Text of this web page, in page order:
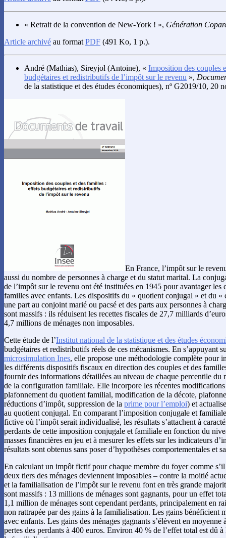
« Retrait de la convention de New-York ! », Génération
Article archivé au format PDF (491 Ko, 1 p.).
André (Mathias), Sireyjol (Antoine), « Imposition des couples
budgétaires et redistributifs de l’impôt sur le revenu »,
de la statistique et des études économiques), nº G2019/10, 20
En France, l’impôt sur le
aussi du nombre de personnes à charge et du statut marital. La
de l’impôt sur le revenu ont été instituées en 1945 pour avantager les
familles avec enfants. Les dispositifs du « quotient conjugal » et du
une part au conjoint marié ou pacsé et des parts aux personnes à
sont massifs : ils réduisent les recettes fiscales de 27,7 milliards
4,7 millions de ménages non imposables.
Cette étude de l’Institut national de la statistique et des études
budgétaires et redistributifs réels de ces mécanismes. En s’appuyant
microsimulation Ines, elle propose une méthodologie complète pour
les différents dispositifs fiscaux en direction des couples et des
fournir des informations détaillées au niveau de chaque percentile du
de la configuration familiale. Elle incorpore les récentes
plafonnement du quotient familial, modification de la décote,
réductions d’impôt, suppression de la prime pour l’emploi) et
au quotient conjugal. En comparant l’imposition conjugale et
fictive où l’impôt serait individualisé, les résultats s’attachent à
perdants de cette imposition conjugale et familiale en fonction du
masses financières en jeu et à mesurer les effets sur les indicateurs
résultats sont obtenus sans poser d’hypothèses comportementales et
En calculant un impôt fictif pour chaque membre du foyer comme s’il
deux tiers des ménages deviennent imposables – contre la moitié
et la familialisation de l’impôt sur le revenu font en très grande
sont massifs : 13 millions de ménages sont gagnants, pour un effet
1,1 million de ménages sont cependant perdants, principalement en
non rattrapée par des gains à la familialisation. Les gains bénéficient
avec enfants. Les gains des ménages gagnants s’élèvent en moyenne
pertes des perdants à 400 euros. Environ 40 % de l’effet total est dû